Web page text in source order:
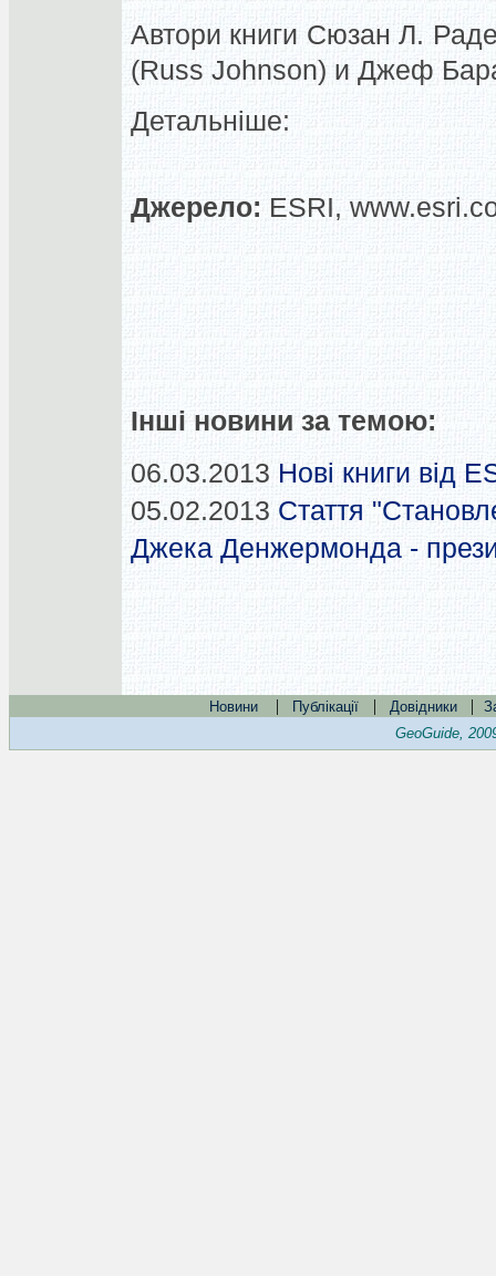
Автори книги Сюзан Л.
(Russ Johnson) и Джеф
Детальніше:
Джерело: ESRI,
Інші новини за темою:
06.03.2013 Нові книги від
05.02.2013 Стаття
Джека Денжермонда -
Новини | Публікації | Довідники |
GeoGuide,